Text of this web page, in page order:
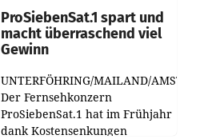
ProSiebenSat.1 spart und
macht überraschend viel
Gewinn
UNTERFÖHRING/MAILAND/
Der Fernsehkonzern
ProSiebenSat.1 hat im Frühjahr
dank Kostensenkungen